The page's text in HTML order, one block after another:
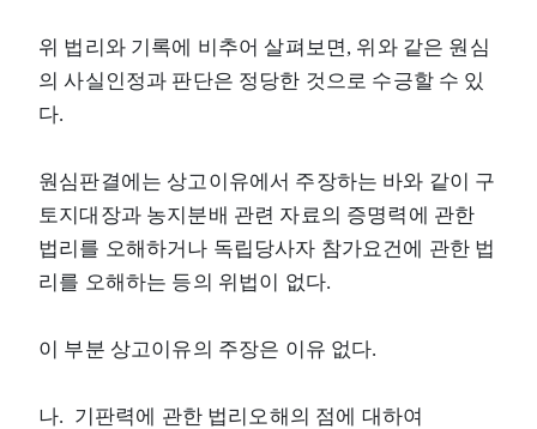
위 법리와 기록에 비추어 살펴보면, 위와 같은 원심
의 사실인정과 판단은 정당한 것으로 수긍할 수 있
다.
원심판결에는 상고이유에서 주장하는 바와 같이 구
토지대장과 농지분배 관련 자료의 증명력에 관한
법리를 오해하거나 독립당사자 참가요건에 관한 법
리를 오해하는 등의 위법이 없다.
이 부분 상고이유의 주장은 이유 없다.
나. 기판력에 관한 법리오해의 점에 대하여